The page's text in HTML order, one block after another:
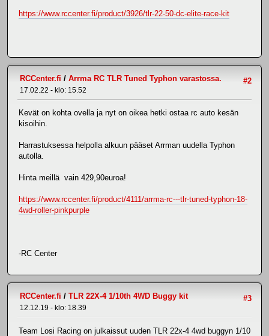
https://www.rccenter.fi/product/3926/tlr-22-50-dc-elite-race-kit
#2
RCCenter.fi / Arrma RC TLR Tuned Typhon varastossa.
17.02.22 - klo: 15.52
Kevät on kohta ovella ja nyt on oikea hetki ostaa rc auto kesän
kisoihin.
Harrastuksessa helpolla alkuun pääset Arrman uudella Typhon
autolla.
Hinta meillä vain 429,90euroa!
https://www.rccenter.fi/product/4111/arrma-rc---tlr-tuned-typhon-18-
4wd-roller-pinkpurple
-RC Center
#3
RCCenter.fi / TLR 22X-4 1/10th 4WD Buggy kit
12.12.19 - klo: 18.39
Team Losi Racing on julkaissut uuden TLR 22x-4 4wd buggyn 1/10